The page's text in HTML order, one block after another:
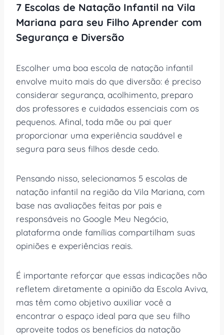
7 Escolas de Natação Infantil na Vila
Mariana para seu Filho Aprender com
Segurança e Diversão
Escolher uma boa escola de natação infantil
envolve muito mais do que diversão: é preciso
considerar segurança, acolhimento, preparo
dos professores e cuidados essenciais com os
pequenos. Afinal, toda mãe ou pai quer
proporcionar uma experiência saudável e
segura para seus filhos desde cedo.
Pensando nisso, selecionamos 5 escolas de
natação infantil na região da Vila Mariana, com
base nas avaliações feitas por pais e
responsáveis no Google Meu Negócio,
plataforma onde famílias compartilham suas
opiniões e experiências reais.
É importante reforçar que essas indicações não
refletem diretamente a opinião da Escola Aviva,
mas têm como objetivo auxiliar você a
encontrar o espaço ideal para que seu filho
aproveite todos os benefícios da natação